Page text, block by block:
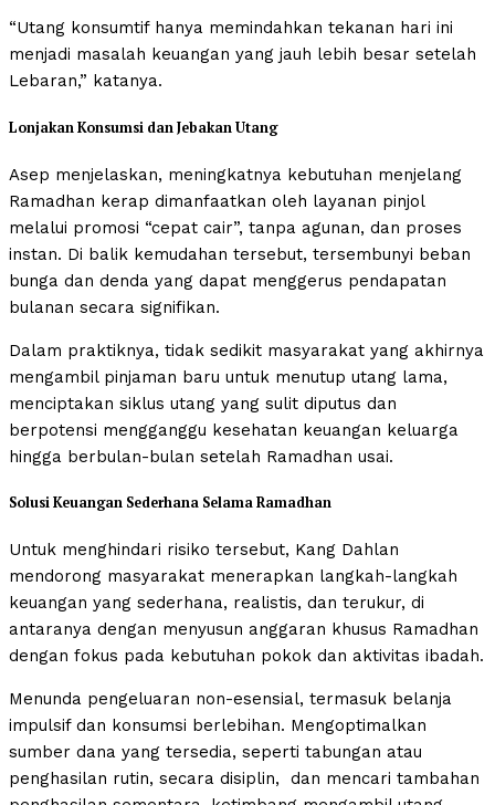
“Utang konsumtif hanya memindahkan tekanan hari ini
menjadi masalah keuangan yang jauh lebih besar setelah
Lebaran,” katanya.
Lonjakan Konsumsi dan Jebakan Utang
Asep menjelaskan, meningkatnya kebutuhan menjelang
Ramadhan kerap dimanfaatkan oleh layanan pinjol
melalui promosi “cepat cair”, tanpa agunan, dan proses
instan. Di balik kemudahan tersebut, tersembunyi beban
bunga dan denda yang dapat menggerus pendapatan
bulanan secara signifikan.
Dalam praktiknya, tidak sedikit masyarakat yang akhirnya
mengambil pinjaman baru untuk menutup utang lama,
menciptakan siklus utang yang sulit diputus dan
berpotensi mengganggu kesehatan keuangan keluarga
hingga berbulan-bulan setelah Ramadhan usai.
Solusi Keuangan Sederhana Selama Ramadhan
Untuk menghindari risiko tersebut, Kang Dahlan
mendorong masyarakat menerapkan langkah-langkah
keuangan yang sederhana, realistis, dan terukur, di
antaranya dengan menyusun anggaran khusus Ramadhan
dengan fokus pada kebutuhan pokok dan aktivitas ibadah.
Menunda pengeluaran non-esensial, termasuk belanja
impulsif dan konsumsi berlebihan. Mengoptimalkan
sumber dana yang tersedia, seperti tabungan atau
penghasilan rutin, secara disiplin, dan mencari tambahan